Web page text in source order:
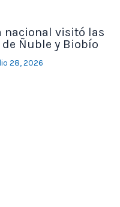
nacional visitó las
Ñuble y Biobío
28, 2026